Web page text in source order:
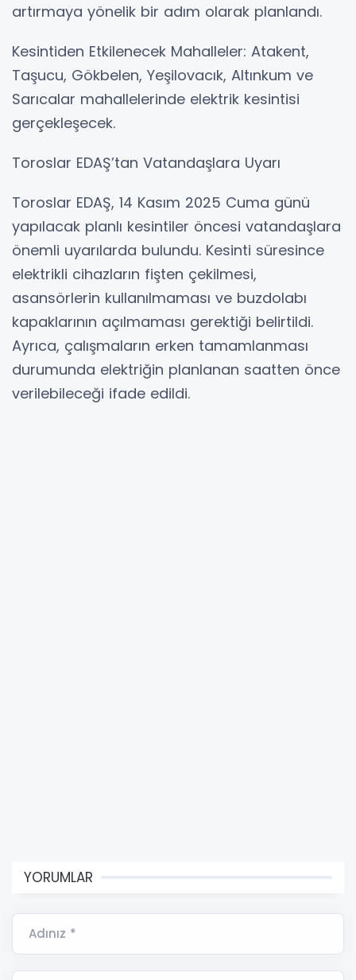
artırmaya yönelik bir adım olarak planlandı.
Kesintiden Etkilenecek Mahalleler: Atakent,
Taşucu, Gökbelen, Yeşilovacık, Altınkum ve
Sarıcalar mahallelerinde elektrik kesintisi
gerçekleşecek.
Toroslar EDAŞ’tan Vatandaşlara Uyarı
Toroslar EDAŞ, 14 Kasım 2025 Cuma günü
yapılacak planlı kesintiler öncesi vatandaşlara
önemli uyarılarda bulundu. Kesinti süresince
elektrikli cihazların fişten çekilmesi,
asansörlerin kullanılmaması ve buzdolabı
kapaklarının açılmaması gerektiği belirtildi.
Ayrıca, çalışmaların erken tamamlanması
durumunda elektriğin planlanan saatten önce
verilebileceği ifade edildi.
YORUMLAR
Adınız *